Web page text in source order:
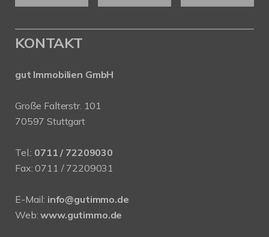
KONTAKT
gut Immobilien GmbH
Große Falterstr. 101
70597 Stuttgart
Tel.: 0711 / 72209030
Fax: 0711 / 72209031
E-Mail: info@gutimmo.de
Web:www.gutimmo.de